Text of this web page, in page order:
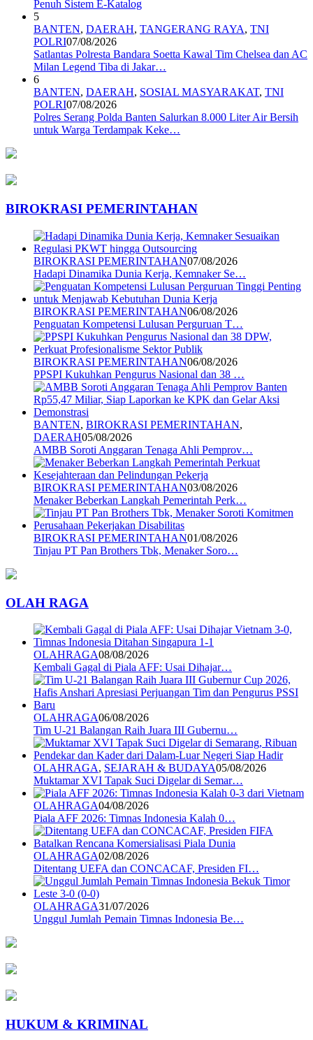
Penuh Sistem E-Katalog
5
BANTEN, DAERAH, TANGERANG RAYA, TNI
POLRI07/08/2026
Satlantas Polresta Bandara Soetta Kawal Tim Chelsea dan AC
Milan Legend Tiba di Jakar…
6
BANTEN, DAERAH, SOSIAL MASYARAKAT, TNI
POLRI07/08/2026
Polres Serang Polda Banten Salurkan 8.000 Liter Air Bersih
untuk Warga Terdampak Keke…
BIROKRASI PEMERINTAHAN
BIROKRASI PEMERINTAHAN07/08/2026
Hadapi Dinamika Dunia Kerja, Kemnaker Se…
BIROKRASI PEMERINTAHAN06/08/2026
Penguatan Kompetensi Lulusan Perguruan T…
BIROKRASI PEMERINTAHAN06/08/2026
PPSPI Kukuhkan Pengurus Nasional dan 38 …
BANTEN, BIROKRASI PEMERINTAHAN,
DAERAH05/08/2026
AMBB Soroti Anggaran Tenaga Ahli Pemprov…
BIROKRASI PEMERINTAHAN03/08/2026
Menaker Beberkan Langkah Pemerintah Perk…
BIROKRASI PEMERINTAHAN01/08/2026
Tinjau PT Pan Brothers Tbk, Menaker Soro…
OLAH RAGA
OLAHRAGA08/08/2026
Kembali Gagal di Piala AFF: Usai Dihajar…
OLAHRAGA06/08/2026
Tim U-21 Balangan Raih Juara III Gubernu…
OLAHRAGA, SEJARAH & BUDAYA05/08/2026
Muktamar XVI Tapak Suci Digelar di Semar…
OLAHRAGA04/08/2026
Piala AFF 2026: Timnas Indonesia Kalah 0…
OLAHRAGA02/08/2026
Ditentang UEFA dan CONCACAF, Presiden FI…
OLAHRAGA31/07/2026
Unggul Jumlah Pemain Timnas Indonesia Be…
HUKUM & KRIMINAL